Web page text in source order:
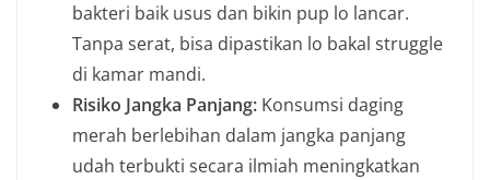
bakteri baik usus dan bikin pup lo lancar.
Tanpa serat, bisa dipastikan lo bakal struggle
di kamar mandi.
Risiko Jangka Panjang: Konsumsi daging
merah berlebihan dalam jangka panjang
udah terbukti secara ilmiah meningkatkan